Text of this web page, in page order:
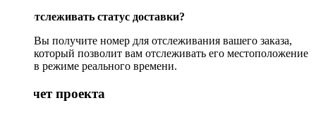
Как отслеживать статус доставки?
Вы получите номер для отслеживания вашего заказа,
который позволит вам отслеживать его местоположение
в режиме реального времени.
Рассчет проекта